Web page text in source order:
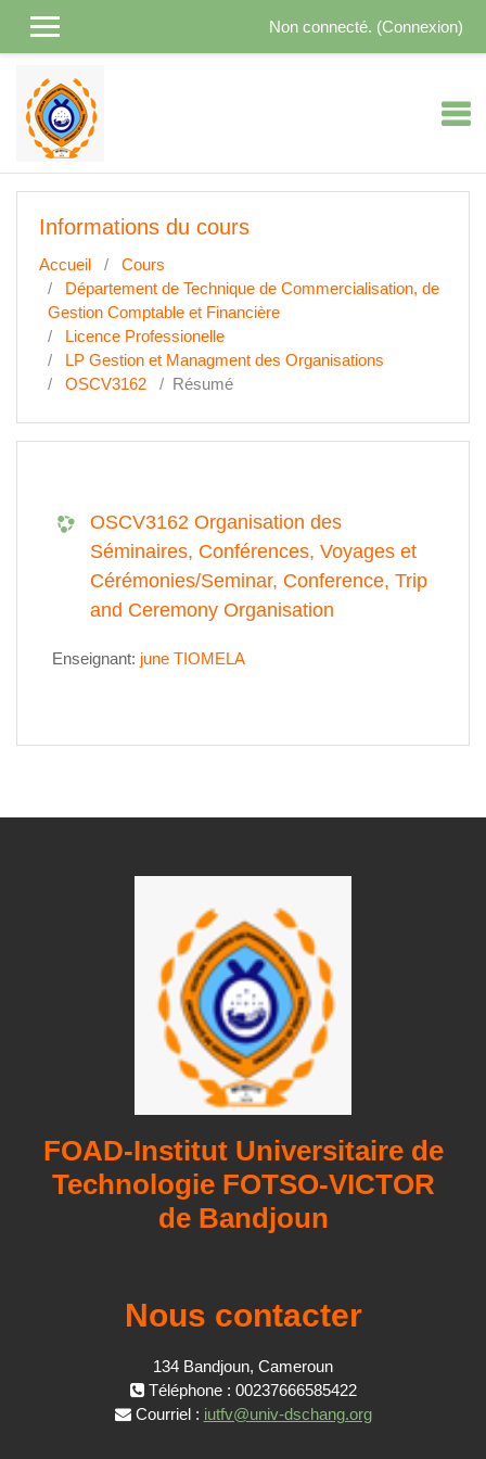
Non connecté. (Connexion)
Informations du cours
Accueil
Cours
Département de Technique de Commercialisation, de
Gestion Comptable et Financière
Licence Professionelle
LP Gestion et Managment des Organisations
OSCV3162
Résumé
OSCV3162 Organisation des
Séminaires, Conférences, Voyages et
Cérémonies/Seminar, Conference, Trip
and Ceremony Organisation
Enseignant: june TIOMELA
FOAD-Institut Universitaire de
Technologie FOTSO-VICTOR
de Bandjoun
Nous contacter
134 Bandjoun, Cameroun
Téléphone : 00237666585422
Courriel : iutfv@univ-dschang.org